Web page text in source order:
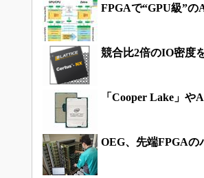
FPGAで“GPU級”
競合比2倍のIO密度
「Cooper Lake」
OEG、先端FPGAの